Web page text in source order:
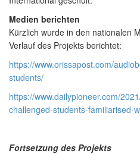
Medien berichten
Kürzlich wurde in den nationalen
Verlauf des Projekts berichtet:
https://www.orissapost.com/
students/
https://www.dailypioneer.com/
challenged-students-familiarised-
Fortsetzung des Projekts